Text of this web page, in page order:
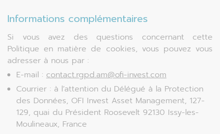
Informations complémentaires
Si vous avez des questions concernant cette
Politique en matière de cookies, vous pouvez vous
adresser à nous par :
E-mail : contact.rgpd.am@ofi-invest.com
Courrier : à l’attention du Délégué à la Protection
des Données, OFI Invest Asset Management, 127-
129, quai du Président Roosevelt 92130 Issy-les-
Moulineaux, France